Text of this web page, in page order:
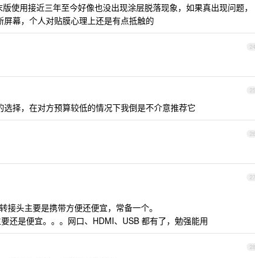
使用接近三年至今好像也没出现涂层脱落现象，如果真出现问题，
幕，个人对贴膜心理上还是有点抵触的
24
25
择，在对方预算较低的情况下我倒是不介意推荐它
26
27
头主要是携带方便还便宜，常备一个。
还是便宜。。。网口、HDMI、USB 都有了，勉强能用
28